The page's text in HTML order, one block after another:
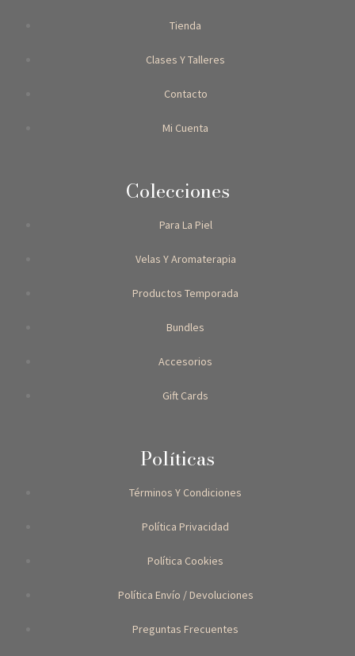
Tienda
Clases Y Talleres
Contacto
Mi Cuenta
Colecciones
Para La Piel
Velas Y Aromaterapia
Productos Temporada
Bundles
Accesorios
Gift Cards
Políticas
Términos Y Condiciones
Política Privacidad
Política Cookies
Política Envío / Devoluciones
Preguntas Frecuentes